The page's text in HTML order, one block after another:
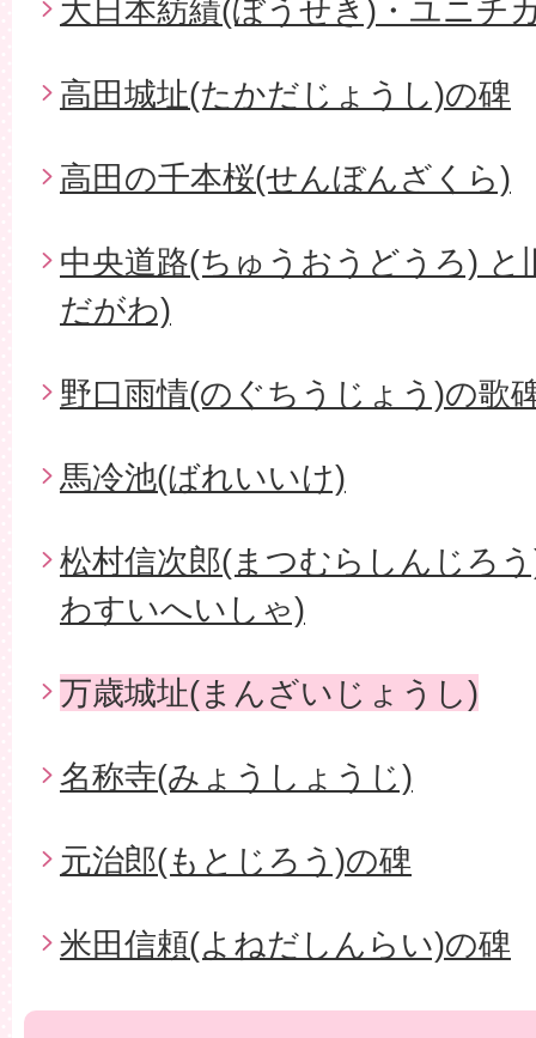
大日本紡績(ぼうせき)・ユニチ
高田城址(たかだじょうし)の碑
高田の千本桜(せんぼんざくら)
中央道路(ちゅうおうどうろ) と
だがわ)
野口雨情(のぐちうじょう)の歌
馬冷池(ばれいいけ)
松村信次郎(まつむらしんじろ
わすいへいしゃ)
万歳城址(まんざいじょうし)
名称寺(みょうしょうじ)
元治郎(もとじろう)の碑
米田信頼(よねだしんらい)の碑